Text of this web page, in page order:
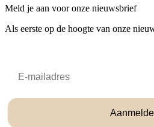
Meld je aan voor onze nieuwsbrief
Als eerste op de hoogte van onze